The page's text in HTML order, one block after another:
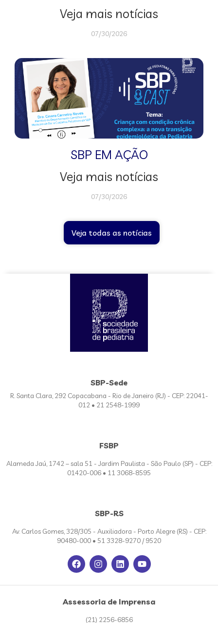
Veja mais notícias
07/30/2026
SBP EM AÇÃO
Veja mais notícias
07/30/2026
Veja todas as notícias
SBP-Sede
R. Santa Clara, 292 Copacabana - Rio de Janeiro (RJ) - CEP: 22041-
012 • 21 2548-1999
FSBP
Alameda Jaú, 1742 – sala 51 - Jardim Paulista - São Paulo (SP) - CEP:
01420-006 • 11 3068-8595
SBP-RS
Av. Carlos Gomes, 328/305 - Auxiliadora - Porto Alegre (RS) - CEP:
90480-000 • 51 3328-9270 / 9520
Assessoria de Imprensa
(21) 2256-6856